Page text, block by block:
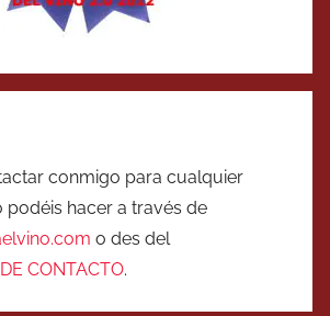
conmigo para cualquier
podéis hacer a través de
o des del
CONTACTO.